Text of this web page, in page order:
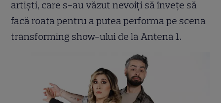
artişti, care s-au văzut nevoiţi să înveţe să
facă roata pentru a putea performa pe scena
transforming show-ului de la Antena 1.